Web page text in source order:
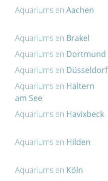
Aquariums en Aachen
Aquariums en Brakel
Aquariums en Dortmund
Aquariums en Düsseldorf
Aquariums en Haltern
am See
Aquariums en Havixbeck
Aquariums en Hilden
Aquariums en Köln